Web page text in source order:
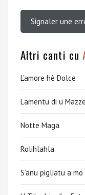
Signaler une
Altri canti cu
L’amore hè Dolce
Lamentu di u
Notte Maga
Rolihlahla
S’anu pigliatu a